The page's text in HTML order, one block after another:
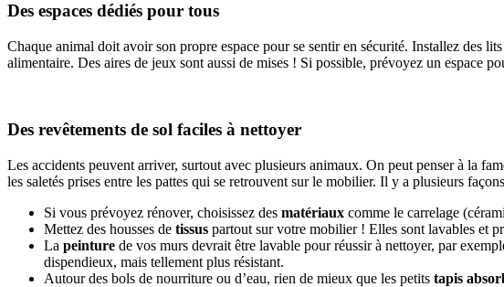
Des espaces dédiés pour tous
Chaque animal doit avoir son propre espace pour se sentir en sécurité. Installez des
alimentaire. Des aires de jeux sont aussi de mises ! Si possible, prévoyez un espace
Des revêtements de sol faciles à nettoyer
Les accidents peuvent arriver, surtout avec plusieurs animaux. On peut penser à la
les saletés prises entre les pattes qui se retrouvent sur le mobilier. Il y a plusieurs
Si vous prévoyez rénover, choisissez des matériaux comme le carrelage
Mettez des housses de tissus partout sur votre mobilier ! Elles sont lavables et
La peinture de vos murs devrait être lavable pour réussir à nettoyer, par
dispendieux, mais tellement plus résistant.
Autour des bols de nourriture ou d’eau, rien de mieux que les petits tapis